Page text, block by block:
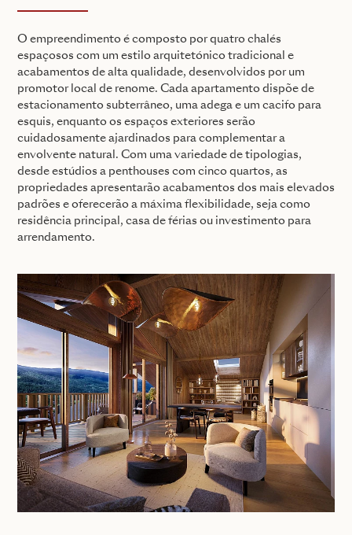
O empreendimento é composto por quatro chalés
espaçosos com um estilo arquitetónico tradicional e
acabamentos de alta qualidade, desenvolvidos por um
promotor local de renome. Cada apartamento dispõe de
estacionamento subterrâneo, uma adega e um cacifo para
esquis, enquanto os espaços exteriores serão
cuidadosamente ajardinados para complementar a
envolvente natural. Com uma variedade de tipologias,
desde estúdios a penthouses com cinco quartos, as
propriedades apresentarão acabamentos dos mais elevados
padrões e oferecerão a máxima flexibilidade, seja como
residência principal, casa de férias ou investimento para
arrendamento.